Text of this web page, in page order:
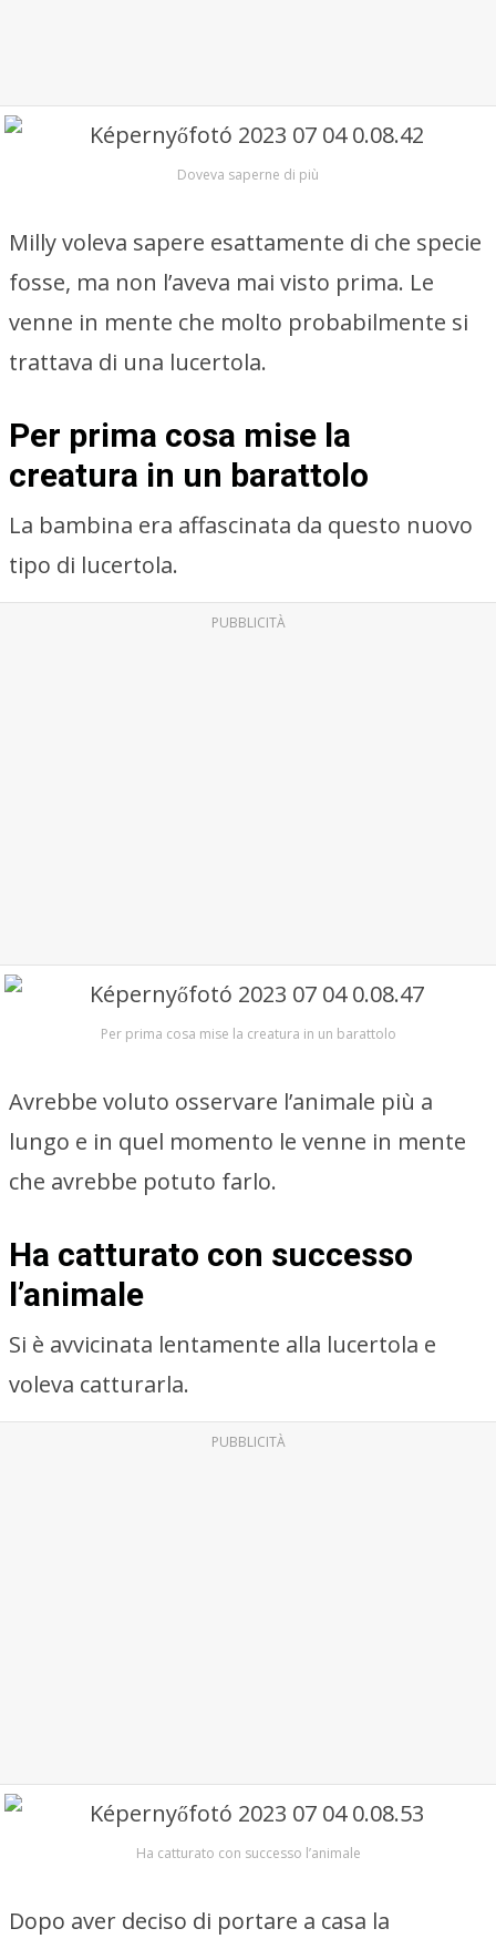
Doveva saperne di più
Milly voleva sapere esattamente di che specie
fosse, ma non l’aveva mai visto prima. Le
venne in mente che molto probabilmente si
trattava di una lucertola.
Per prima cosa mise la
creatura in un barattolo
La bambina era affascinata da questo nuovo
tipo di lucertola.
PUBBLICITÀ
Per prima cosa mise la creatura in un barattolo
Avrebbe voluto osservare l’animale più a
lungo e in quel momento le venne in mente
che avrebbe potuto farlo.
Ha catturato con successo
l’animale
Si è avvicinata lentamente alla lucertola e
voleva catturarla.
PUBBLICITÀ
Ha catturato con successo l’animale
Dopo aver deciso di portare a casa la